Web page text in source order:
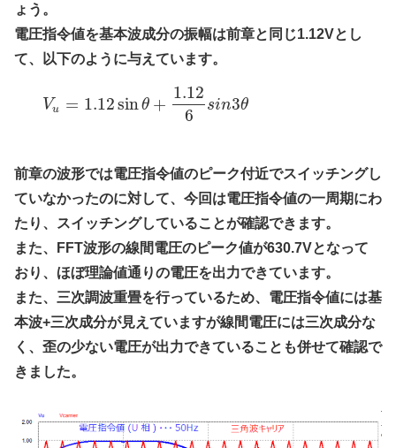
ょう。
電圧指令値を基本波成分の振幅は前章と同じ1.12Vとし
て、以下のように与えています。
Vu = 1.12sinθ +
1.12
6
sin3θ
前章の波形では電圧指令値のピーク付近でスイッチングし
ていなかったのに対して、今回は電圧指令値の一周期にわ
たり、スイッチングしていることが確認できます。
また、FFT波形の線間電圧のピーク値が630.7Vとなって
おり、ほぼ理論値通りの電圧を出力できています。
また、三次調波重畳を行っているため、電圧指令値には基
本波+三次成分が見えていますが線間電圧には三次成分な
く、歪の少ない電圧が出力できていることも併せて確認で
きました。